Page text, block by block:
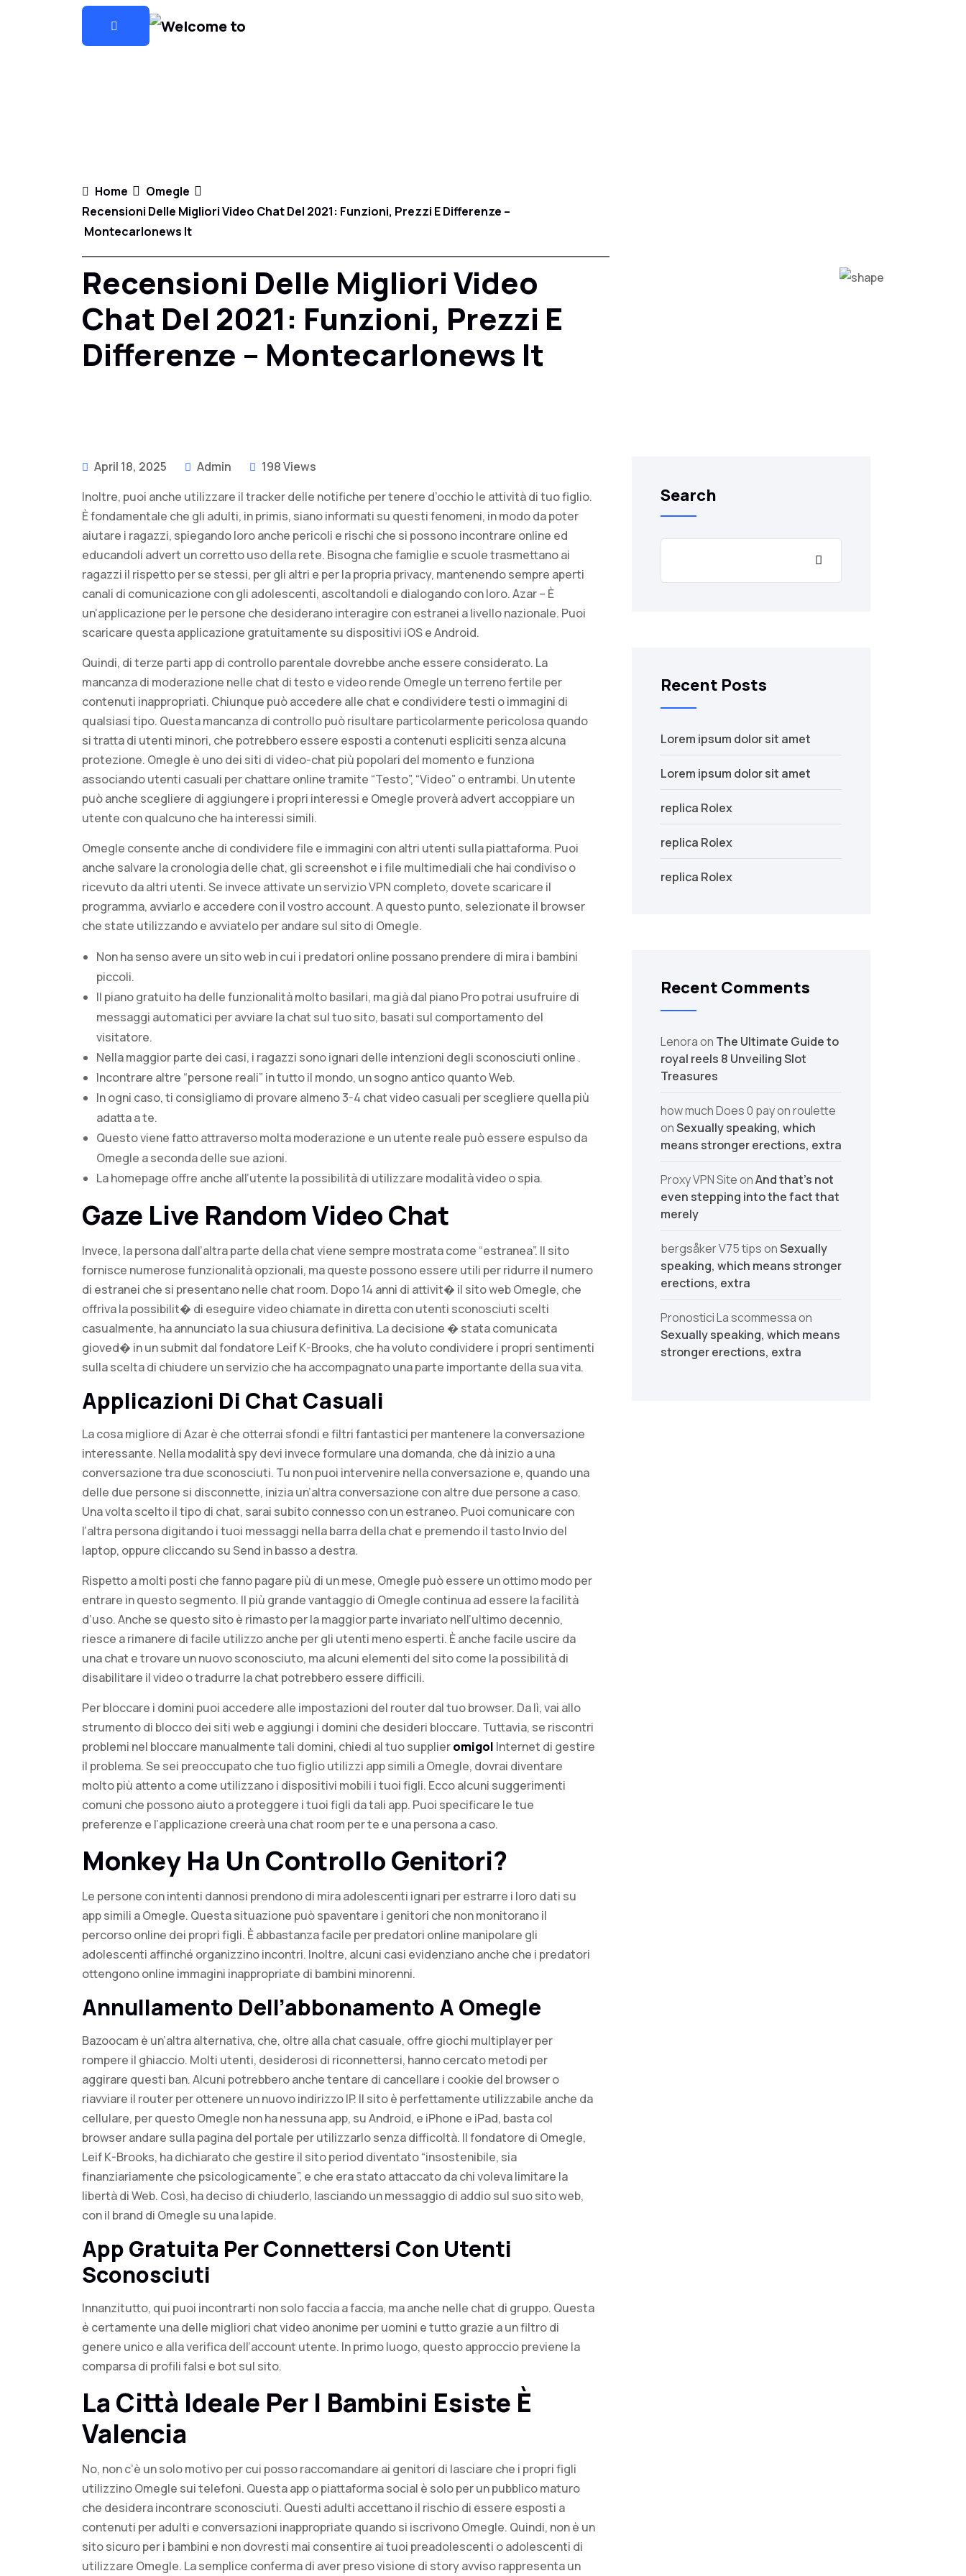
Home
Omegle
Recensioni Delle Migliori Video Chat Del 2021: Funzioni, Prezzi E Differenze –
Montecarlonews It
Recensioni Delle Migliori Video
Chat Del 2021: Funzioni, Prezzi E
Differenze – Montecarlonews It
April 18, 2025 Admin
198 Views
Inoltre, puoi anche utilizzare il tracker delle notifiche per tenere d’occhio le attività di tuo figlio.
È fondamentale che gli adulti, in primis, siano informati su questi fenomeni, in modo da poter
aiutare i ragazzi, spiegando loro anche pericoli e rischi che si possono incontrare online ed
educandoli advert un corretto uso della rete. Bisogna che famiglie e scuole trasmettano ai
ragazzi il rispetto per se stessi, per gli altri e per la propria privacy, mantenendo sempre aperti
canali di comunicazione con gli adolescenti, ascoltandoli e dialogando con loro. Azar – È
un’applicazione per le persone che desiderano interagire con estranei a livello nazionale. Puoi
scaricare questa applicazione gratuitamente su dispositivi iOS e Android.
Quindi, di terze parti app di controllo parentale dovrebbe anche essere considerato. La
mancanza di moderazione nelle chat di testo e video rende Omegle un terreno fertile per
contenuti inappropriati. Chiunque può accedere alle chat e condividere testi o immagini di
qualsiasi tipo. Questa mancanza di controllo può risultare particolarmente pericolosa quando
si tratta di utenti minori, che potrebbero essere esposti a contenuti espliciti senza alcuna
protezione. Omegle è uno dei siti di video-chat più popolari del momento e funziona
associando utenti casuali per chattare online tramite “Testo”, “Video” o entrambi. Un utente
può anche scegliere di aggiungere i propri interessi e Omegle proverà advert accoppiare un
utente con qualcuno che ha interessi simili.
Omegle consente anche di condividere file e immagini con altri utenti sulla piattaforma. Puoi
anche salvare la cronologia delle chat, gli screenshot e i file multimediali che hai condiviso o
ricevuto da altri utenti. Se invece attivate un servizio VPN completo, dovete scaricare il
programma, avviarlo e accedere con il vostro account. A questo punto, selezionate il browser
che state utilizzando e avviatelo per andare sul sito di Omegle.
Non ha senso avere un sito web in cui i predatori online possano prendere di mira i bambini
piccoli.
Il piano gratuito ha delle funzionalità molto basilari, ma già dal piano Pro potrai usufruire di
messaggi automatici per avviare la chat sul tuo sito, basati sul comportamento del
visitatore.
Nella maggior parte dei casi, i ragazzi sono ignari delle intenzioni degli sconosciuti online .
Incontrare altre “persone reali” in tutto il mondo, un sogno antico quanto Web.
In ogni caso, ti consigliamo di provare almeno 3-4 chat video casuali per scegliere quella più
adatta a te.
Questo viene fatto attraverso molta moderazione e un utente reale può essere espulso da
Omegle a seconda delle sue azioni.
La homepage offre anche all’utente la possibilità di utilizzare modalità video o spia.
Gaze Live Random Video Chat
Invece, la persona dall’altra parte della chat viene sempre mostrata come “estranea”. Il sito
fornisce numerose funzionalità opzionali, ma queste possono essere utili per ridurre il numero
di estranei che si presentano nelle chat room. Dopo 14 anni di attivit� il sito web Omegle, che
offriva la possibilit� di eseguire video chiamate in diretta con utenti sconosciuti scelti
casualmente, ha annunciato la sua chiusura definitiva. La decisione � stata comunicata
gioved� in un submit dal fondatore Leif K-Brooks, che ha voluto condividere i propri sentimenti
sulla scelta di chiudere un servizio che ha accompagnato una parte importante della sua vita.
Applicazioni Di Chat Casuali
La cosa migliore di Azar è che otterrai sfondi e filtri fantastici per mantenere la conversazione
interessante. Nella modalità spy devi invece formulare una domanda, che dà inizio a una
conversazione tra due sconosciuti. Tu non puoi intervenire nella conversazione e, quando una
delle due persone si disconnette, inizia un’altra conversazione con altre due persone a caso.
Una volta scelto il tipo di chat, sarai subito connesso con un estraneo. Puoi comunicare con
l’altra persona digitando i tuoi messaggi nella barra della chat e premendo il tasto Invio del
laptop, oppure cliccando su Send in basso a destra.
Rispetto a molti posti che fanno pagare più di un mese, Omegle può essere un ottimo modo per
entrare in questo segmento. Il più grande vantaggio di Omegle continua ad essere la facilità
d’uso. Anche se questo sito è rimasto per la maggior parte invariato nell’ultimo decennio,
riesce a rimanere di facile utilizzo anche per gli utenti meno esperti. È anche facile uscire da
una chat e trovare un nuovo sconosciuto, ma alcuni elementi del sito come la possibilità di
disabilitare il video o tradurre la chat potrebbero essere difficili.
Per bloccare i domini puoi accedere alle impostazioni del router dal tuo browser. Da lì, vai allo
strumento di blocco dei siti web e aggiungi i domini che desideri bloccare. Tuttavia, se riscontri
problemi nel bloccare manualmente tali domini, chiedi al tuo supplieromigol Internet di gestire
il problema. Se sei preoccupato che tuo figlio utilizzi app simili a Omegle, dovrai diventare
molto più attento a come utilizzano i dispositivi mobili i tuoi figli. Ecco alcuni suggerimenti
comuni che possono aiuto a proteggere i tuoi figli da tali app. Puoi specificare le tue
preferenze e l’applicazione creerà una chat room per te e una persona a caso.
Monkey Ha Un Controllo Genitori?
Le persone con intenti dannosi prendono di mira adolescenti ignari per estrarre i loro dati su
app simili a Omegle. Questa situazione può spaventare i genitori che non monitorano il
percorso online dei propri figli. È abbastanza facile per predatori online manipolare gli
adolescenti affinché organizzino incontri. Inoltre, alcuni casi evidenziano anche che i predatori
ottengono online immagini inappropriate di bambini minorenni.
Annullamento Dell’abbonamento A Omegle
Bazoocam è un’altra alternativa, che, oltre alla chat casuale, offre giochi multiplayer per
rompere il ghiaccio. Molti utenti, desiderosi di riconnettersi, hanno cercato metodi per
aggirare questi ban. Alcuni potrebbero anche tentare di cancellare i cookie del browser o
riavviare il router per ottenere un nuovo indirizzo IP. Il sito è perfettamente utilizzabile anche da
cellulare, per questo Omegle non ha nessuna app, su Android, e iPhone e iPad, basta col
browser andare sulla pagina del portale per utilizzarlo senza difficoltà. Il fondatore di Omegle,
Leif K-Brooks, ha dichiarato che gestire il sito period diventato “insostenibile, sia
finanziariamente che psicologicamente”, e che era stato attaccato da chi voleva limitare la
libertà di Web. Così, ha deciso di chiuderlo, lasciando un messaggio di addio sul suo sito web,
con il brand di Omegle su una lapide.
App Gratuita Per Connettersi Con Utenti
Sconosciuti
Innanzitutto, qui puoi incontrarti non solo faccia a faccia, ma anche nelle chat di gruppo. Questa
è certamente una delle migliori chat video anonime per uomini e tutto grazie a un filtro di
genere unico e alla verifica dell’account utente. In primo luogo, questo approccio previene la
comparsa di profili falsi e bot sul sito.
La Città Ideale Per I Bambini Esiste È
Valencia
No, non c’è un solo motivo per cui posso raccomandare ai genitori di lasciare che i propri figli
utilizzino Omegle sui telefoni. Questa app o piattaforma social è solo per un pubblico maturo
che desidera incontrare sconosciuti. Questi adulti accettano il rischio di essere esposti a
contenuti per adulti e conversazioni inappropriate quando si iscrivono Omegle. Quindi, non è un
sito sicuro per i bambini e non dovresti mai consentire ai tuoi preadolescenti o adolescenti di
utilizzare Omegle. La semplice conferma di aver preso visione di story avviso rappresenta un
Search
Recent Posts
Lorem ipsum dolor sit amet
Lorem ipsum dolor sit amet
replica Rolex
replica Rolex
replica Rolex
Recent Comments
Lenoraon The Ultimate Guide to
royal reels 8 Unveiling Slot
Treasures
how much Does 0 pay on roulette
onSexually speaking, which
means stronger erections, extra
Proxy VPN SiteonAnd that’s not
even stepping into the fact that
merely
bergsåker V75 tipsonSexually
speaking, which means stronger
erections, extra
Pronostici La scommessaon
Sexually speaking, which means
stronger erections, extra